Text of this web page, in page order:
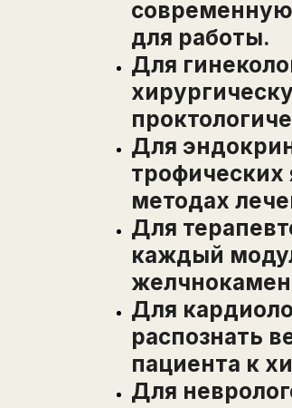
для работы.
Для
Для
трофических
методах
Для
каждый
Для
распознать
пациента к
Для